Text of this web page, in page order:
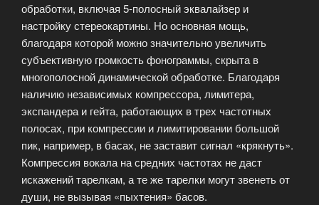
обработки, включая 5-полосный эквалайзер и
настройку стереокартины. Но основная мощь,
благодаря которой можно значительно увеличить
субъективную громкость фонограммы, скрыта в
многополосной динамической обработке. Благодаря
наличию независимых компрессора, лимитера,
экспандера и гейта, работающих в трех частотных
полосах, при компрессии и лимитировании большой
пик, например, в басах, не заставит сигнал «крякнуть».
Компрессия вокала на средних частотах не даст
искажений тарелкам, а те же тарелки могут звенеть от
души, не вызывая «пыхтения» басов.